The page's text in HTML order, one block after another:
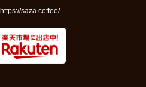
https://saza.coffee/